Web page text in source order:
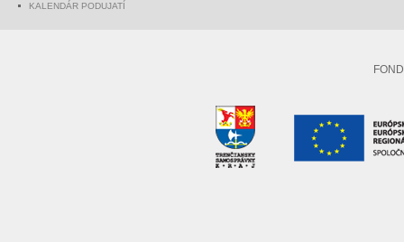
KALENDÁR PODUJATÍ